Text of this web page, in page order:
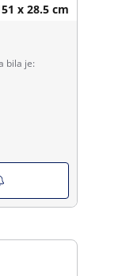
x 28.5 cm
bila je: